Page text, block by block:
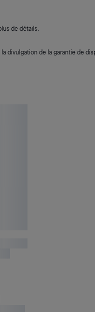
de détails.
divulgation de la garantie de